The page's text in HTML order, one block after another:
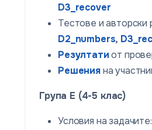
D3_recover
Тестове и авторски
D2_numbers,
Резултатиот
Решенияна
Група E (4-5 клас)
Условия на задачите: